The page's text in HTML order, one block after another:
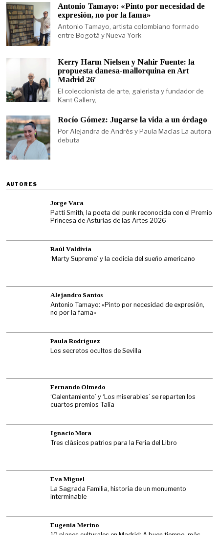
Antonio Tamayo: «Pinto por necesidad de
expresión, no por la fama»
Antonio Tamayo, artista colombiano formado
entre Bogotá y Nueva York
Kerry Harm Nielsen y Nahir Fuente: la
propuesta danesa-mallorquina en Art
Madrid 26′
El coleccionista de arte, galerista y fundador de
Kant Gallery,
Rocío Gómez: Jugarse la vida a un órdago
Por Alejandra de Andrés y Paula Macías La autora
debuta
AUTORES
Jorge Vara
Patti Smith, la poeta del punk reconocida con el Premio
Princesa de Asturias de las Artes 2026
Raúl Valdivia
‘Marty Supreme’ y la codicia del sueño americano
Alejandro Santos
Antonio Tamayo: «Pinto por necesidad de expresión,
no por la fama»
Paula Rodríguez
Los secretos ocultos de Sevilla
Fernando Olmedo
‘Calentamiento’ y ‘Los miserables’ se reparten los
cuartos premios Talía
Ignacio Mora
Tres clásicos patrios para la Feria del Libro
Eva Miguel
La Sagrada Familia, historia de un monumento
interminable
Eugenia Merino